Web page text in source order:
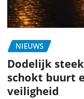
NIEUWS
Dodelijk
schokt buurt
veiligheid